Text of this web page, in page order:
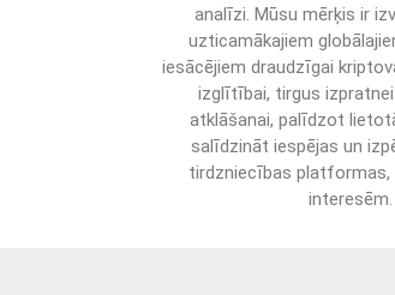
analīzi. Mūsu mērķis ir
uzticamākajiem
iesācējiem draudzīgai
izglītībai, tirgus
atklāšanai, palīdzot
salīdzināt iespējas un
tirdzniecības platformas,
interesēm.